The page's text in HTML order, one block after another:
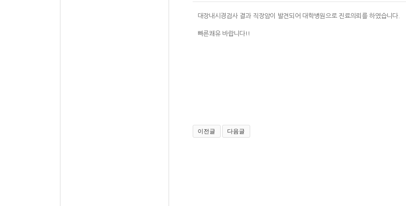
대장내시경검사 결과 직장암이 발견되어 대학병원으로 진료의뢰를 하였습니다.
빠른쾌유 바랍니다!!
이전글 다음글